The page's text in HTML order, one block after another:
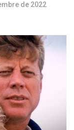
de 2022